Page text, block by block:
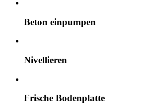
Beton einpumpen
Nivellieren
Frische Bodenplatte